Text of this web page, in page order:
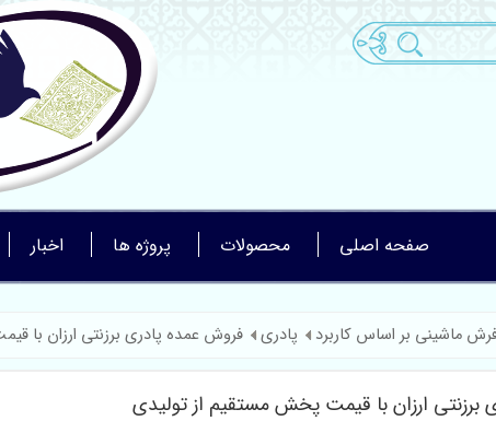
صفحه اصلی محصولات پروژه ها اخبار
ماشینی بر اساس کاربرد پادری فروش عمده پادری برزنتی ارزان با
ارزان با قیمت پخش مستقیم از تولیدی